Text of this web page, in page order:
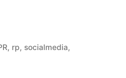
, rp, socialmedia,